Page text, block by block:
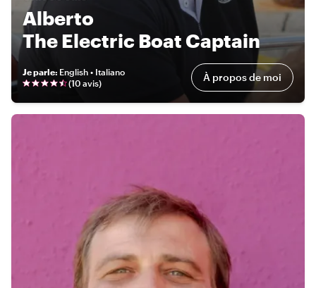
Alberto
The Electric Boat Captain
Je parle: English • Italiano
(10 avis) À propos de moi